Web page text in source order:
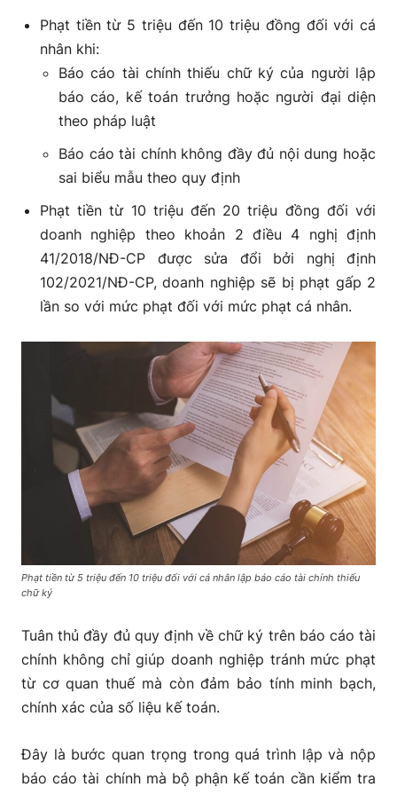
Phạt tiền từ 5 triệu đến 10 triệu đồng đối với cá
nhân khi:
Báo cáo tài chính thiếu chữ ký của người lập
báo cáo, kế toán trưởng hoặc người đại diện
theo pháp luật
Báo cáo tài chính không đầy đủ nội dung hoặc
sai biểu mẫu theo quy định
Phạt tiền từ 10 triệu đến 20 triệu đồng đối với
doanh nghiệp theo khoản 2 điều 4 nghị định
41/2018/NĐ-CP được sửa đổi bởi nghị định
102/2021/NĐ-CP, doanh nghiệp sẽ bị phạt gấp 2
lần so với mức phạt đối với mức phạt cá nhân.
Phạt tiền từ 5 triệu đến 10 triệu đối với cá nhân lập báo cáo tài chính thiếu
chữ ký
Tuân thủ đầy đủ quy định về chữ ký trên báo cáo tài
chính không chỉ giúp doanh nghiệp tránh mức phạt
từ cơ quan thuế mà còn đảm bảo tính minh bạch,
chính xác của số liệu kế toán.
Đây là bước quan trọng trong quá trình lập và nộp
báo cáo tài chính mà bộ phận kế toán cần kiểm tra